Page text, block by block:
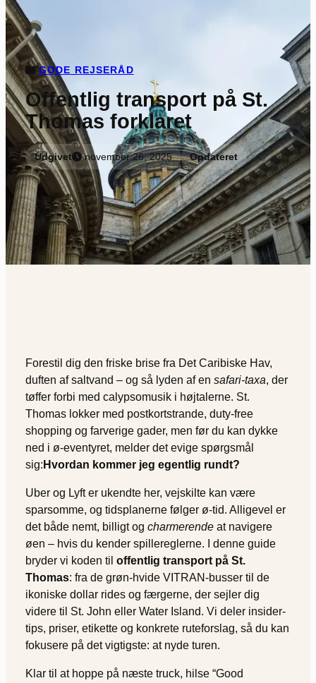
GODE REJSERÅD
Offentlig transport på St.
Thomas forklaret
Udgivet november 26, 2025 Opdateret
Forestil dig den friske brise fra Det Caribiske Hav,
duften af saltvand – og så lyden af en safari-taxa, der
tøffer forbi med calypsomusik i højtalerne. St.
Thomas lokker med postkortstrande, duty-free
shopping og farverige gader, men før du kan dykke
ned i ø-eventyret, melder det evige spørgsmål
sig: Hvordan kommer jeg egentlig rundt?
Uber og Lyft er ukendte her, vejskilte kan være
sparsomme, og tidsplanerne følger ø-tid. Alligevel er
det både nemt, billigt og charmerende at navigere
øen – hvis du kender spillereglerne. I denne guide
bryder vi koden til offentlig transport på St.
Thomas: fra de grøn-hvide VITRAN-busser til de
ikoniske dollar rides og færgerne, der sejler dig
videre til St. John eller Water Island. Vi deler insider-
tips, priser, etikette og konkrete ruteforslag, så du kan
fokusere på det vigtigste: at nyde turen.
Klar til at hoppe på næste truck, hilse “Good